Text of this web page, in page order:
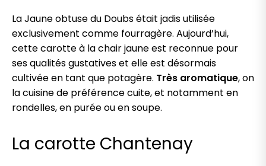
La Jaune obtuse du Doubs était jadis utilisée
exclusivement comme fourragère. Aujourd’hui,
cette carotte à la chair jaune est reconnue pour
ses qualités gustatives et elle est désormais
cultivée en tant que potagère. Très aromatique, on
la cuisine de préférence cuite, et notamment en
rondelles, en purée ou en soupe.
La carotte Chantenay